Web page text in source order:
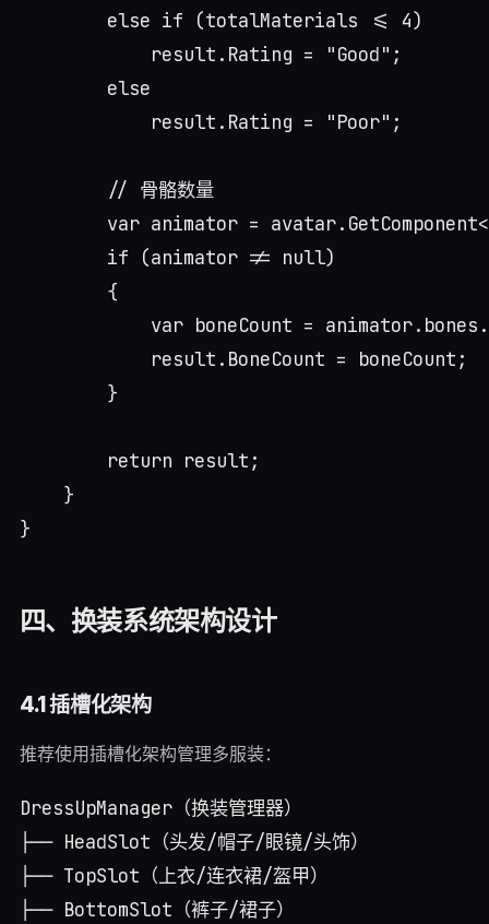
        else if (totalMaterials <= 4)
            result.Rating = "Good";
        else
            result.Rating = "Poor";
        // 骨骼数量
var animator =
        if (animator != null)
        {
var boneCount =
            result.BoneCount = boneCount;
        }
        return result;
    }
四、换装系统架构设计
4.1 插槽化架构
推荐使用插槽化架构管理多服装：
DressUpManager（换装管理器）
├── HeadSlot（头发/帽子/眼镜/头饰）
├── TopSlot（上衣/连衣裙/盔甲）
├── BottomSlot（裤子/裙子）